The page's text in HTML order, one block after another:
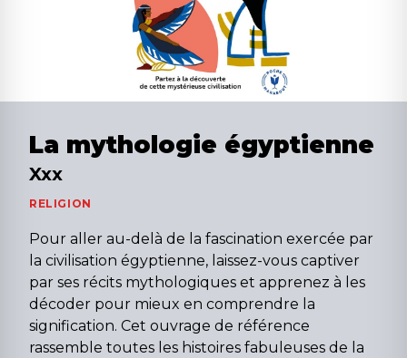
La mythologie égyptienne
Xxx
RELIGION
Pour aller au-delà de la fascination exercée par
la civilisation égyptienne, laissez-vous captiver
par ses récits mythologiques et apprenez à les
décoder pour mieux en comprendre la
signification. Cet ouvrage de référence
rassemble toutes les histoires fabuleuses de la